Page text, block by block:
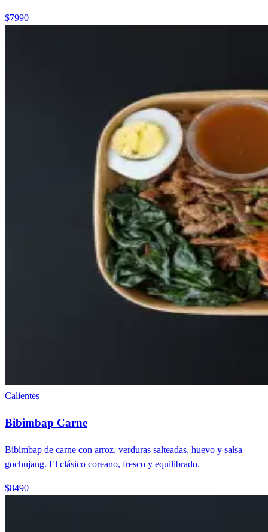
$7990
Calientes
Bibimbap Carne
Bibimbap de carne con arroz, verduras salteadas, huevo y salsa
gochujang. El clásico coreano, fresco y equilibrado.
$8490